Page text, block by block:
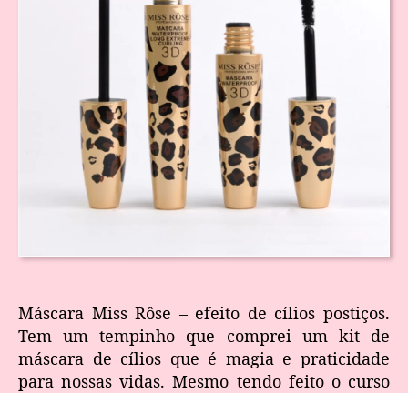
Máscara Miss Rôse – efeito de cílios postiços.
Tem um tempinho que comprei um kit de
máscara de cílios que é magia e praticidade
para nossas vidas. Mesmo tendo feito o curso